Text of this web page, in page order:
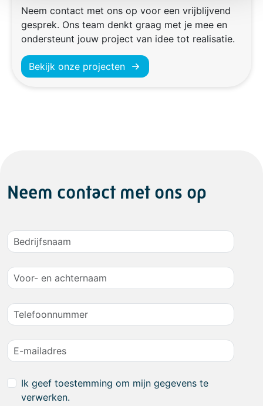
Neem contact met ons op voor een vrijblijvend
gesprek. Ons team denkt graag met je mee en
ondersteunt jouw project van idee tot realisatie.
Bekijk onze projecten
Neem contact met ons op
Ik geef toestemming om mijn gegevens te
verwerken.